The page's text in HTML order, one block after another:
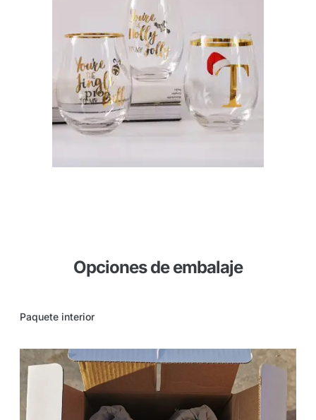
Opciones de embalaje
Paquete interior